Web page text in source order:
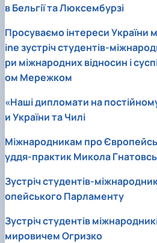
в Бельгії та Люксембурзі
Просуваємо інтереси України
ine зустріч студентів-
ри міжнародних відносин і
ом Мережком
«Наші дипломати на
и України та Чилі
Міжнародникам про
уддя-практик Микола
Зустріч студентів-
опейського Парламенту
Зустріч студентів
мировичем Огризко